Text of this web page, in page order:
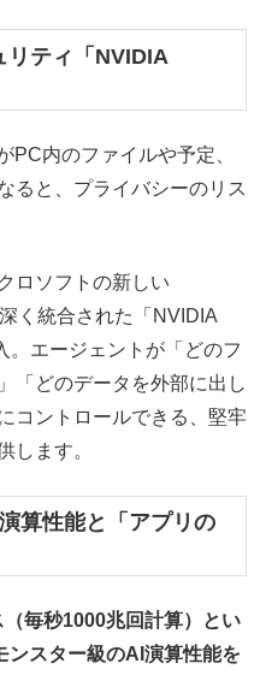
リティ「NVIDIA
内のファイルや予定、
ると、プライバシーのリス
ロソフトの新しい
く統合された「NVIDIA
。エージェントが「どのフ
「どのデータを外部に出し
コントロールできる、堅牢
します。
算性能と「アプリの
毎秒1000兆回計算）とい
ンスター級のAI演算性能を